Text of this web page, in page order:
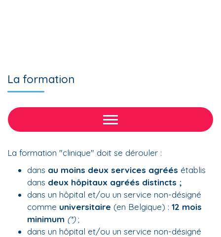
La formation
La formation "clinique" doit se dérouler :
dans au moins deux services agréés établis
dans deux hôpitaux agréés distincts ;
dans un hôpital et/ou un service non-désigné
comme universitaire (en Belgique) : 12 mois
minimum (*) ;
dans un hôpital et/ou un service non-désigné